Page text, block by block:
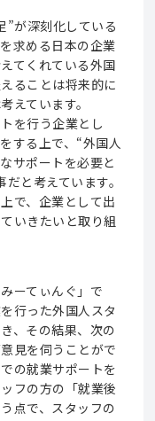
”が深刻化している
求める日本の企業
てくれている外国
ることは将来的に
えています。
を行う企業とし
する上で、“外国人
サポートを必要と
と考えています。
で、企業として出
いきたいと取り組
ーてぃんぐ」で
行った外国人スタ
、その結果、次の
見を伺うことがで
の就業サポートを
フの方の「就業後
点で、スタッフの